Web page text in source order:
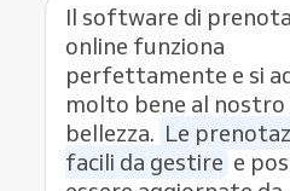
Il software di
online funziona
perfettamente e si
molto bene al nostro
bellezza. Le
facili da gestire e